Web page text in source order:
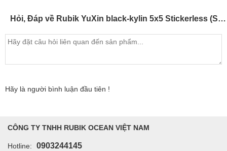
Hỏi, Đáp về Rubik YuXin black-kylin 5x5 Stickerless (SP005959)
Hãy là người bình luận đầu tiên !
CÔNG TY TNHH RUBIK OCEAN VIỆT NAM
Hotline: 0903244145